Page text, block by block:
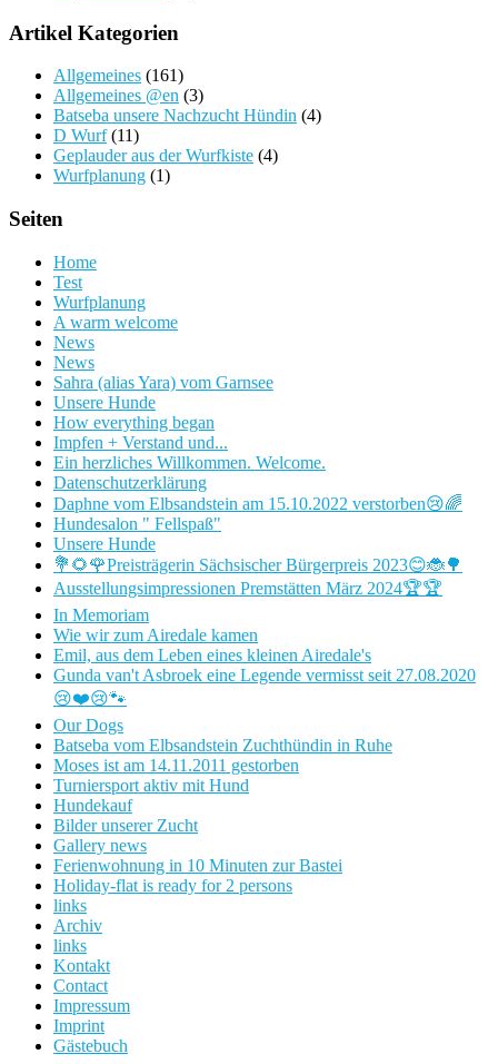
Artikel Kategorien
Allgemeines (161)
Allgemeines @en (3)
Batseba unsere Nachzucht Hündin (4)
D Wurf(11)
Geplauder aus der Wurfkiste (4)
Wurfplanung (1)
Seiten
Home
Test
Wurfplanung
A warm welcome
News
News
Sahra (alias Yara) vom Garnsee
Unsere Hunde
How everything began
Impfen + Verstand und...
Ein herzliches Willkommen. Welcome.
Datenschutzerklärung
Daphne vom Elbsandstein am 15.10.2022 verstorben😢🌈
Hundesalon " Fellspaß"
Unsere Hunde
💐🌻🌹Preisträgerin Sächsischer Bürgerpreis 2023😊🐞🌳
Ausstellungsimpressionen Premstätten März 2024🏆🏆
In Memoriam
Wie wir zum Airedale kamen
Emil, aus dem Leben eines kleinen Airedale's
Gunda van't Asbroek eine Legende vermisst seit 27.08.2020
😢❤️😢🐾
Our Dogs
Batseba vom Elbsandstein Zuchthündin in Ruhe
Moses ist am 14.11.2011 gestorben
Turniersport aktiv mit Hund
Hundekauf
Bilder unserer Zucht
Gallery news
Ferienwohnung in 10 Minuten zur Bastei
Holiday-flat is ready for 2 persons
links
Archiv
links
Kontakt
Contact
Impressum
Imprint
Gästebuch